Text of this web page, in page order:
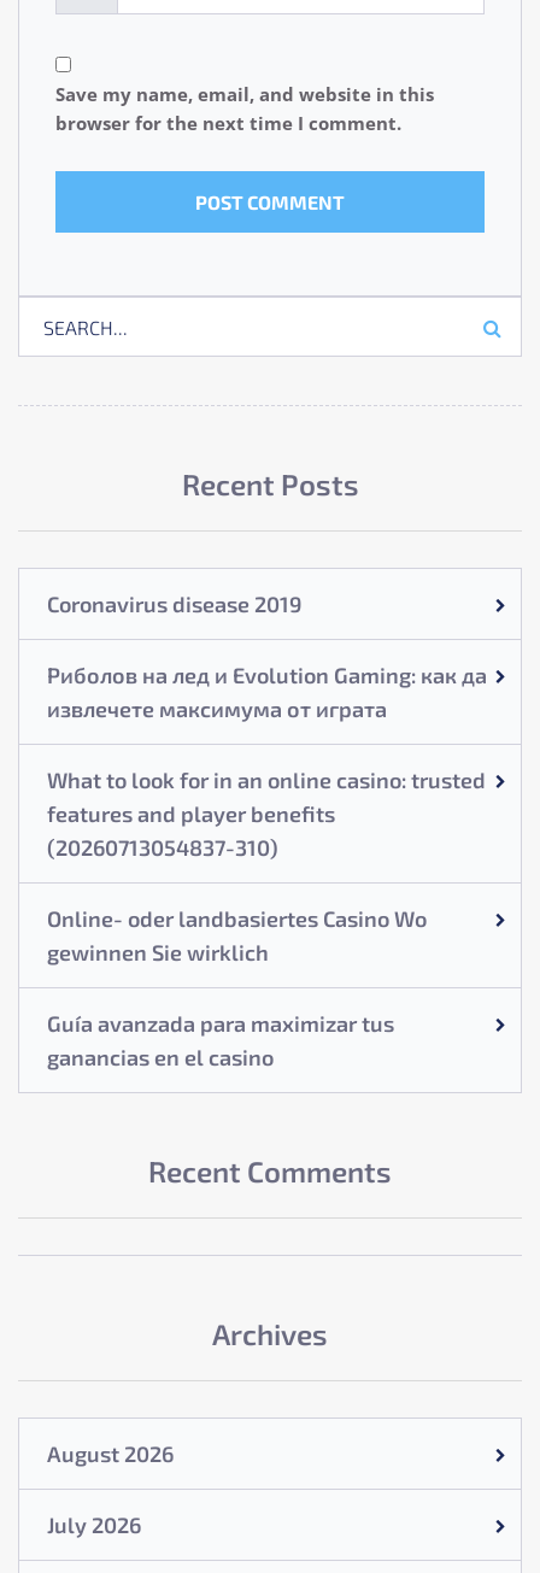
Save my name, email, and website in this
browser for the next time I comment.
Recent Posts
Coronavirus disease 2019
Риболов на лед и Evolution Gaming: как да
извлечете максимума от играта
What to look for in an online casino: trusted
features and player benefits
(20260713054837-310)
Online- oder landbasiertes Casino Wo
gewinnen Sie wirklich
Guía avanzada para maximizar tus
ganancias en el casino
Recent Comments
Archives
August 2026
July 2026